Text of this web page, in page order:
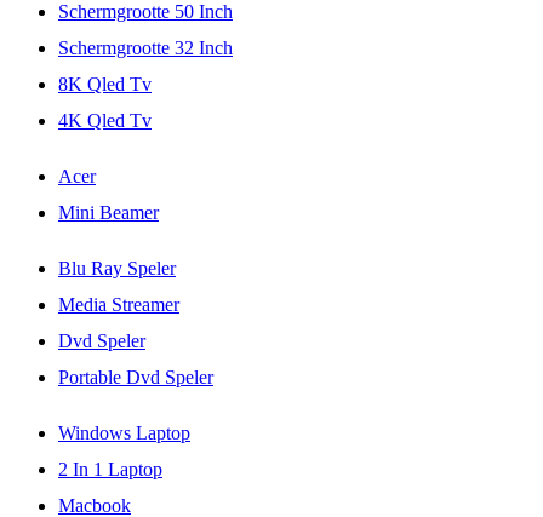
Schermgrootte 50 Inch
Schermgrootte 32 Inch
8K Qled Tv
4K Qled Tv
Acer
Mini Beamer
Blu Ray Speler
Media Streamer
Dvd Speler
Portable Dvd Speler
Windows Laptop
2 In 1 Laptop
Macbook